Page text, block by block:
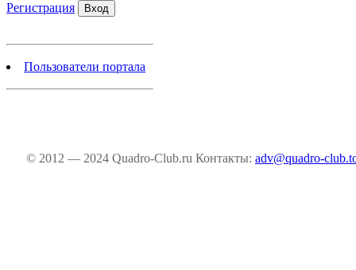
Регистрация
Пользователи портала
© 2012 — 2024 Quadro-Club.ru Контакты: adv@quadro-